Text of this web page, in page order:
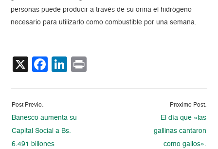
personas puede producir a través de su orina el hidrógeno
necesario para utilizarlo como combustible por una semana.
X Facebook
LinkedIn
Post Previo:
Banesco aumenta su
Capital Social a Bs.
6.491 billones
Proximo Post:
El día que «las
gallinas cantaron
como gallos».